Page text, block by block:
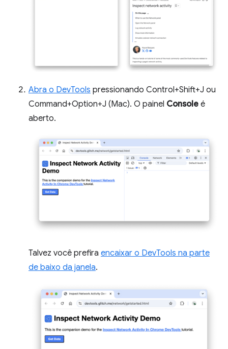
Abra o DevTools pressionando Control+Shift+J ou
Command+Option+J (Mac). O painel Console é
aberto.
Talvez você prefira encaixar o DevTools na parte
de baixo da janela.